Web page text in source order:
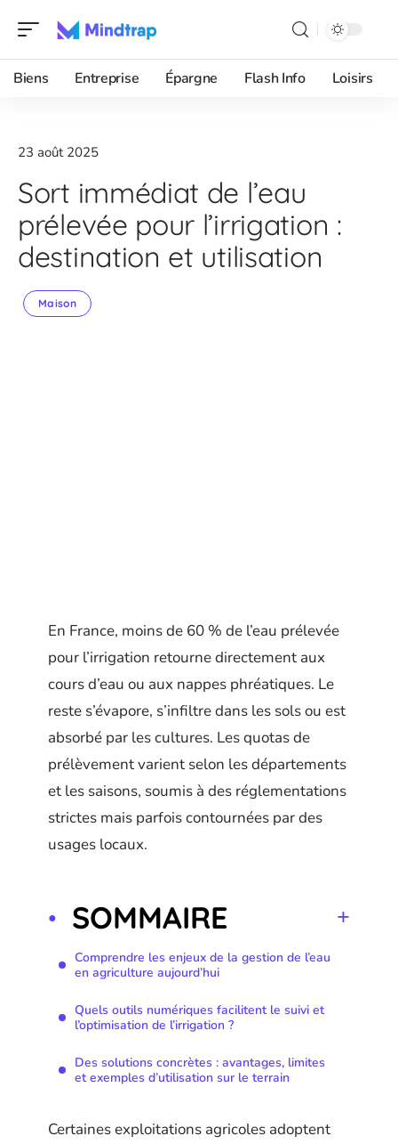
Biens Entreprise Épargne Flash Info Loisirs
23 août 2025
Sort immédiat de l’eau
prélevée pour l’irrigation :
destination et utilisation
Maison
En France, moins de 60 % de l’eau prélevée
pour l’irrigation retourne directement aux
cours d’eau ou aux nappes phréatiques. Le
reste s’évapore, s’infiltre dans les sols ou est
absorbé par les cultures. Les quotas de
prélèvement varient selon les départements
et les saisons, soumis à des réglementations
strictes mais parfois contournées par des
usages locaux.
SOMMAIRE
Comprendre les enjeux de la gestion de l’eau
en agriculture aujourd’hui
Quels outils numériques facilitent le suivi et
l’optimisation de l’irrigation ?
Des solutions concrètes : avantages, limites
et exemples d’utilisation sur le terrain
Certaines exploitations agricoles adoptent